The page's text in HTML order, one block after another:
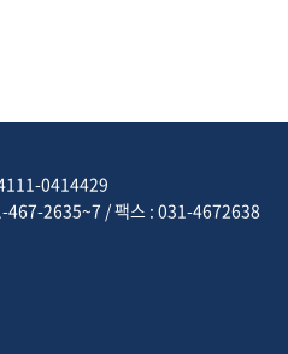
0414429
467-2635~7 / 팩스 : 031-4672638